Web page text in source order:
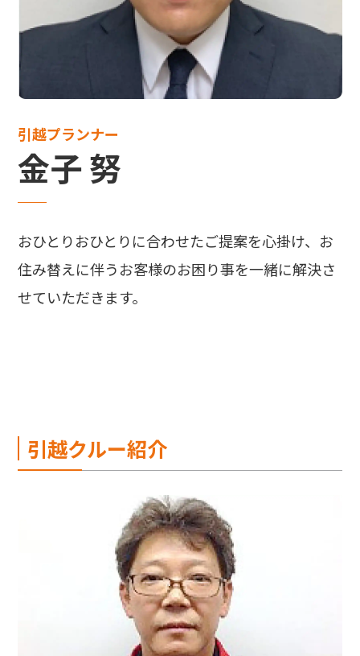
引越プランナー
金子 努
おひとりおひとりに合わせたご提案を心掛け、お
住み替えに伴うお客様のお困り事を一緒に解決さ
せていただきます。
引越クルー紹介